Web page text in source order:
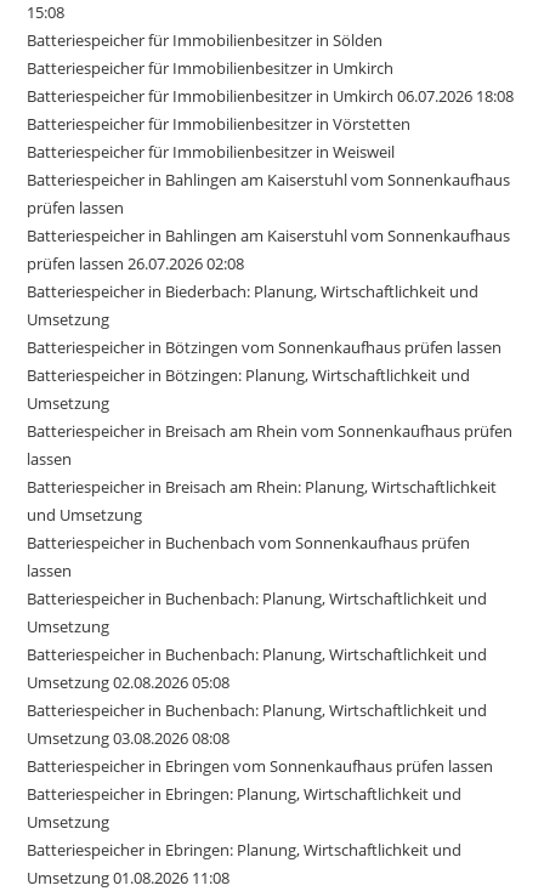
15:08
Batteriespeicher für Immobilienbesitzer in Sölden
Batteriespeicher für Immobilienbesitzer in Umkirch
Batteriespeicher für Immobilienbesitzer in Umkirch 06.07.2026 18:08
Batteriespeicher für Immobilienbesitzer in Vörstetten
Batteriespeicher für Immobilienbesitzer in Weisweil
Batteriespeicher in Bahlingen am Kaiserstuhl vom Sonnenkaufhaus
prüfen lassen
Batteriespeicher in Bahlingen am Kaiserstuhl vom Sonnenkaufhaus
prüfen lassen 26.07.2026 02:08
Batteriespeicher in Biederbach: Planung, Wirtschaftlichkeit und
Umsetzung
Batteriespeicher in Bötzingen vom Sonnenkaufhaus prüfen lassen
Batteriespeicher in Bötzingen: Planung, Wirtschaftlichkeit und
Umsetzung
Batteriespeicher in Breisach am Rhein vom Sonnenkaufhaus prüfen
lassen
Batteriespeicher in Breisach am Rhein: Planung, Wirtschaftlichkeit
und Umsetzung
Batteriespeicher in Buchenbach vom Sonnenkaufhaus prüfen
lassen
Batteriespeicher in Buchenbach: Planung, Wirtschaftlichkeit und
Umsetzung
Batteriespeicher in Buchenbach: Planung, Wirtschaftlichkeit und
Umsetzung 02.08.2026 05:08
Batteriespeicher in Buchenbach: Planung, Wirtschaftlichkeit und
Umsetzung 03.08.2026 08:08
Batteriespeicher in Ebringen vom Sonnenkaufhaus prüfen lassen
Batteriespeicher in Ebringen: Planung, Wirtschaftlichkeit und
Umsetzung
Batteriespeicher in Ebringen: Planung, Wirtschaftlichkeit und
Umsetzung 01.08.2026 11:08